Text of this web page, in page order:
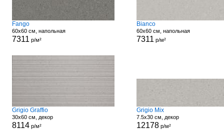
Fango
60x60 см, напольная
7311 р/м²
Bianco
60x60 см, напольная
7311 р/м²
Grigio Graffio
30x60 см, декор
8114р/м²
Grigio Mix
7.5x30 см, декор
12178р/м²